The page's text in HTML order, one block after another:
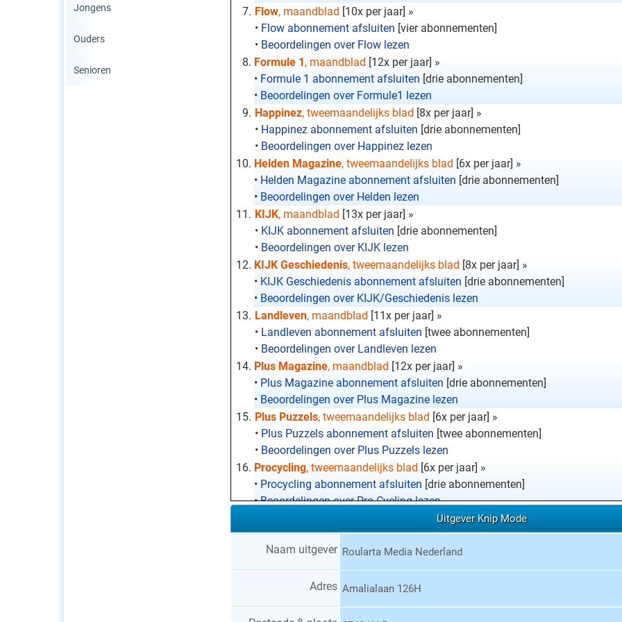
Jongens
Ouders
Senioren
Flow, maandblad [10x per jaar] »
• Flow abonnement afsluiten [vier abonnementen]
• Beoordelingen over Flow lezen
Formule 1, maandblad [12x per jaar] »
• Formule 1 abonnement afsluiten [drie abonnementen]
• Beoordelingen over Formule1 lezen
Happinez, tweemaandelijks blad [8x per jaar] »
• Happinez abonnement afsluiten [drie abonnementen]
• Beoordelingen over Happinez lezen
Helden Magazine, tweemaandelijks blad [6x per jaar] »
• Helden Magazine abonnement afsluiten [drie abonnementen]
• Beoordelingen over Helden lezen
KIJK, maandblad [13x per jaar] »
• KIJK abonnement afsluiten [drie abonnementen]
• Beoordelingen over KIJK lezen
KIJK Geschiedenis, tweemaandelijks blad [8x per jaar] »
• KIJK Geschiedenis abonnement afsluiten [drie abonnementen]
• Beoordelingen over KIJK/Geschiedenis lezen
Landleven, maandblad [11x per jaar] »
• Landleven abonnement afsluiten [twee abonnementen]
• Beoordelingen over Landleven lezen
Plus Magazine, maandblad [12x per jaar] »
• Plus Magazine abonnement afsluiten [drie abonnementen]
• Beoordelingen over Plus Magazine lezen
Plus Puzzels, tweemaandelijks blad [6x per jaar] »
• Plus Puzzels abonnement afsluiten [twee abonnementen]
• Beoordelingen over Plus Puzzels lezen
Procycling, tweemaandelijks blad [6x per jaar] »
• Procycling abonnement afsluiten [drie abonnementen]
•Beoordelingen over Pro Cycling lezen
[11x per jaar] »
•Psychologie Magazine abonnement afsluiten[drie abonnementen]
Beoordelingen over Psychologie Magazine lezen
Roots magazine, maandblad[12x per jaar] »
Roots magazine abonnement afsluiten
Uitgever Knip Mode
Naam uitgever Roularta Media Nederland
Adres Amalialaan 126H